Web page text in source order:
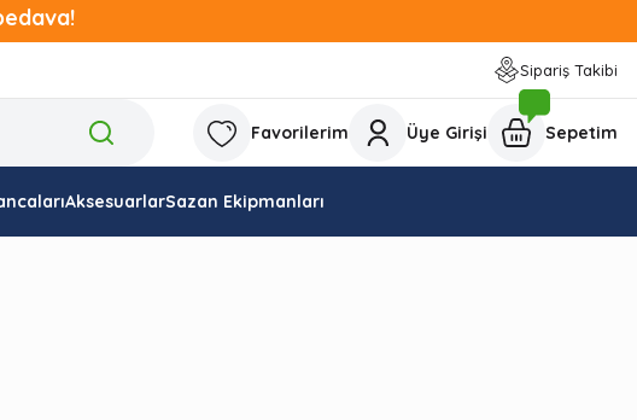
Sipariş Takibi
Favorilerim Üye Girişi Sepetim
AksesuarlarSazan Ekipmanları